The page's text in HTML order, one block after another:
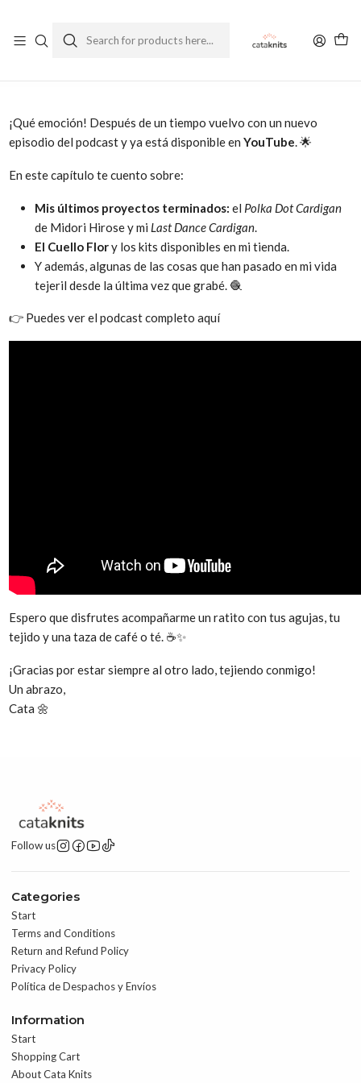
¡Qué emoción! Después de un tiempo vuelvo con un nuevo
episodio del podcast y ya está disponible enYouTube. 🌟
En este capítulo te cuento sobre:
Mis últimos proyectos terminados: el Polka Dot Cardigan
de Midori Hirose y mi Last Dance Cardigan
El Cuello Flory los kits disponibles en mi tienda.
Y además, algunas de las cosas que han pasado en mi vida
tejeril desde la última vez que grabé. 🧶
👉 Puedes ver el podcast completo aquí
Espero que disfrutes acompañarme un ratito con tus agujas, tu
tejido y una taza de café o té. ☕✨
¡Gracias por estar siempre al otro lado, tejiendo conmigo!
Un abrazo,
Cata 🌼
Follow us
Categories
Start
Terms and Conditions
Return and Refund Policy
Privacy Policy
Política de Despachos y Envíos
Information
Start
Shopping Cart
About Cata Knits